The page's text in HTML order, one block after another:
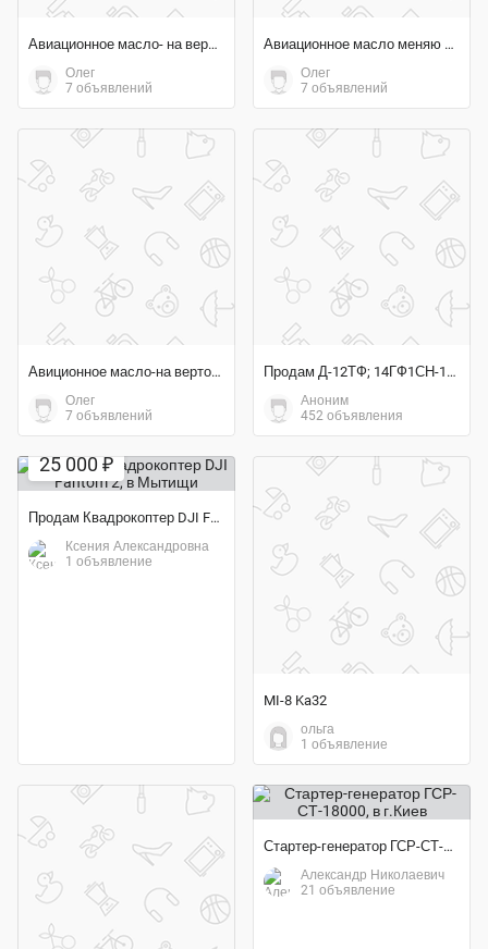
Авиационное масло- на вертолетное колесо
Олег
7 объявлений
Авиационное масло меняю на вертолетное колесо
Олег
7 объявлений
Авиционное масло-на вертолетное колесо
Олег
7 объявлений
Продам Д-12ТФ; 14ГФ1СН-1; ГА133-100-2К; ГА144; БЗУ-376СБ;
Аноним
452 объявления
25 000 ₽
Продам Квадрокоптер DJI Fantom 2
Ксения Александровна
1 объявление
MI-8 Ka32
ольга
1 объявление
Стартер-генератор ГСР-СТ-18000
Александр Николаевич
21 объявление